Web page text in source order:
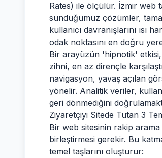
Rates) ile ölçülür. İzmir web
sunduğumuz çözümler,
kullanıcı davranışlarını
odak noktasını en doğru
Bir arayüzün 'hipnotik' etkisi,
zihni, en az dirençle
navigasyon, yavaş açılan
yönelir. Analitik veriler,
geri dönmediğini
Ziyaretçiyi Sitede Tutan 3
Bir web sitesinin rakip
birleştirmesi gerekir. Bu
temel taşlarını oluşturur: